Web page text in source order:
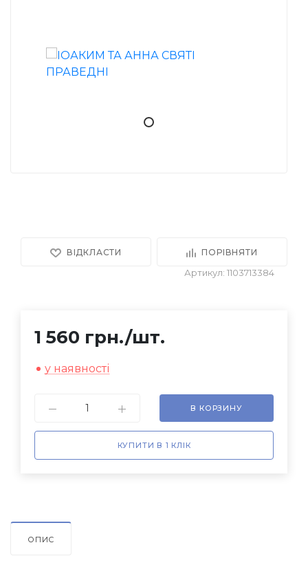
ВІДКЛАСТИ ПОРІВНЯТИ
Артикул: 1103713384
1 560 грн./шт.
у наявності
В КОРЗИНУ
КУПИТИ В 1 КЛІК
ОПИС